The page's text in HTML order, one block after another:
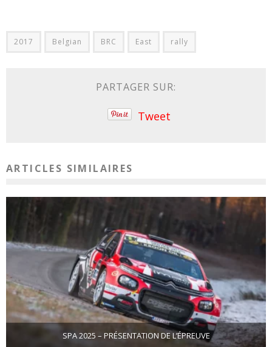
2017 Belgian BRC East rally
PARTAGER SUR:
Tweet
ARTICLES SIMILAIRES
SPA 2025 – PRÉSENTATION DE L’ÉPREUVE